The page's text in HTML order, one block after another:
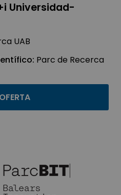
Universidad-
UAB
Parc de Recerca